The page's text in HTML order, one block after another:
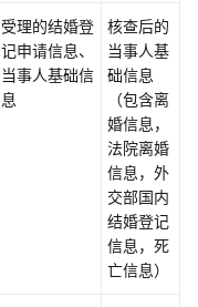
受理的结婚登
记申请信息、
当事人基础信
息
核查后的
当事人基
础信息
（包含离
婚信息，
法院离婚
信息，外
交部国内
结婚登记
信息，死
亡信息）